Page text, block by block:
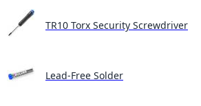
TR10 Torx Security Screwdriver
Lead-Free Solder